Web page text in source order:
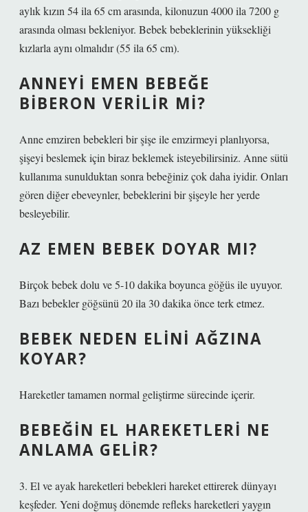
aylık kızın 54 ila 65 cm arasında, kilonuzun 4000 ila 7200 g
arasında olması bekleniyor. Bebek bebeklerinin yüksekliği
kızlarla aynı olmalıdır (55 ila 65 cm).
ANNEYI EMEN BEBEĞE
BIBERON VERILIR MI?
Anne emziren bebekleri bir şişe ile emzirmeyi planlıyorsa,
şişeyi beslemek için biraz beklemek isteyebilirsiniz. Anne sütü
kullanıma sunulduktan sonra bebeğiniz çok daha iyidir. Onları
gören diğer ebeveynler, bebeklerini bir şişeyle her yerde
besleyebilir.
AZ EMEN BEBEK DOYAR MI?
Birçok bebek dolu ve 5-10 dakika boyunca göğüs ile uyuyor.
Bazı bebekler göğsünü 20 ila 30 dakika önce terk etmez.
BEBEK NEDEN ELINI AĞZINA
KOYAR?
Hareketler tamamen normal geliştirme sürecinde içerir.
BEBEĞIN EL HAREKETLERI NE
ANLAMA GELIR?
3. El ve ayak hareketleri bebekleri hareket ettirerek dünyayı
keşfeder. Yeni doğmuş dönemde refleks hareketleri yaygın